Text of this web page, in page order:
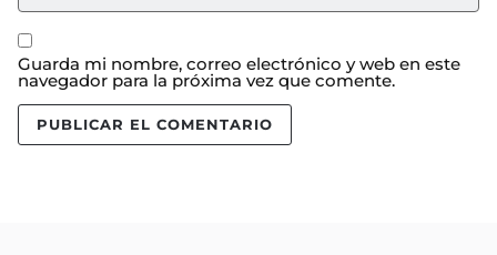
Guarda mi nombre, correo electrónico y web en este
navegador para la próxima vez que comente.